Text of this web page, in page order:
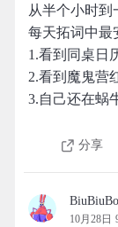
从半个小时到
每天拓词中最
1.看到同桌日
2.看到魔鬼营
3.自己还在蜗
分享
10月28日